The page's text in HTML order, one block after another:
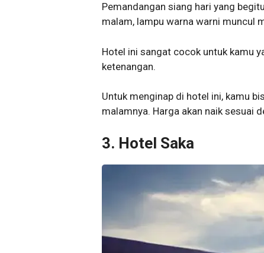
Pemandangan siang hari yang
malam, lampu warna warni muncul
Hotel ini sangat cocok untuk kamu
ketenangan.
Untuk menginap di hotel ini, kamu
malamnya. Harga akan naik sesuai
3. Hotel Saka